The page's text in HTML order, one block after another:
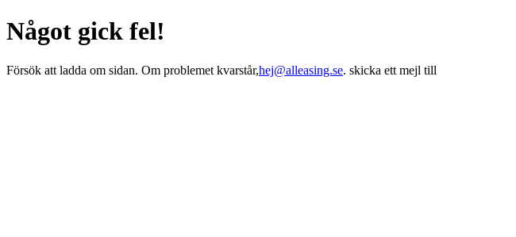
Något gick fel!
Försök att ladda om sidan. Om problemet kvarstår,hej@alleasing.se. skicka ett mejl till